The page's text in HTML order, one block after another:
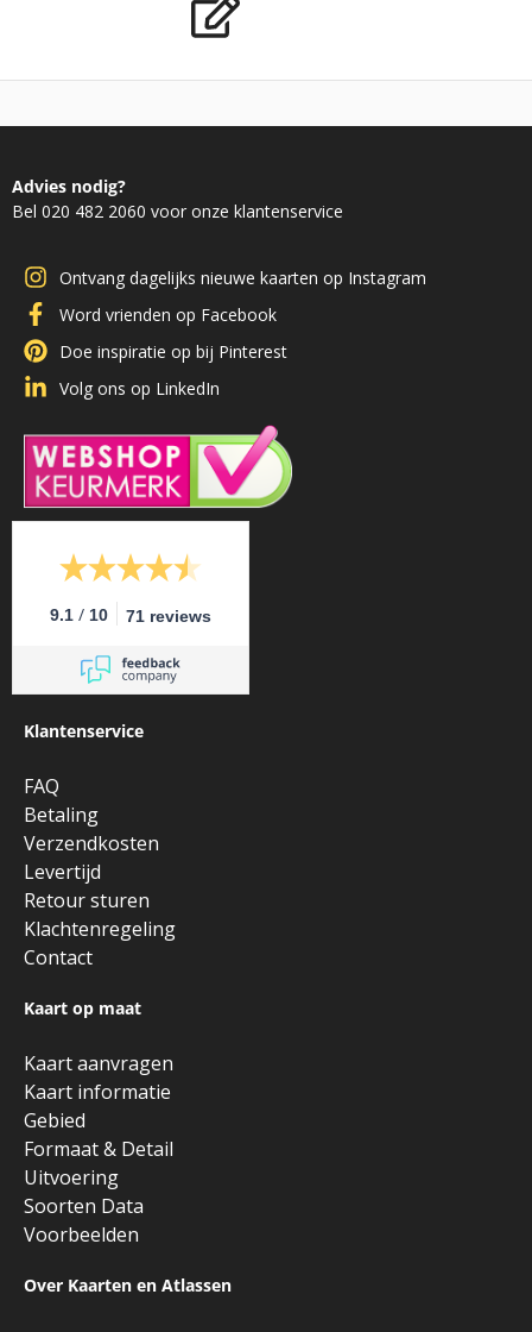
Advies nodig?
Bel 020 482 2060 voor onze klantenservice
Ontvang dagelijks nieuwe kaarten op Instagram
Word vrienden op Facebook
Doe inspiratie op bij Pinterest
Volg ons op LinkedIn
9.1 / 10 71 reviews
Klantenservice
FAQ
Betaling
Verzendkosten
Levertijd
Retour sturen
Klachtenregeling
Contact
Kaart op maat
Kaart aanvragen
Kaart informatie
Gebied
Formaat & Detail
Uitvoering
Soorten Data
Voorbeelden
Over Kaarten en Atlassen